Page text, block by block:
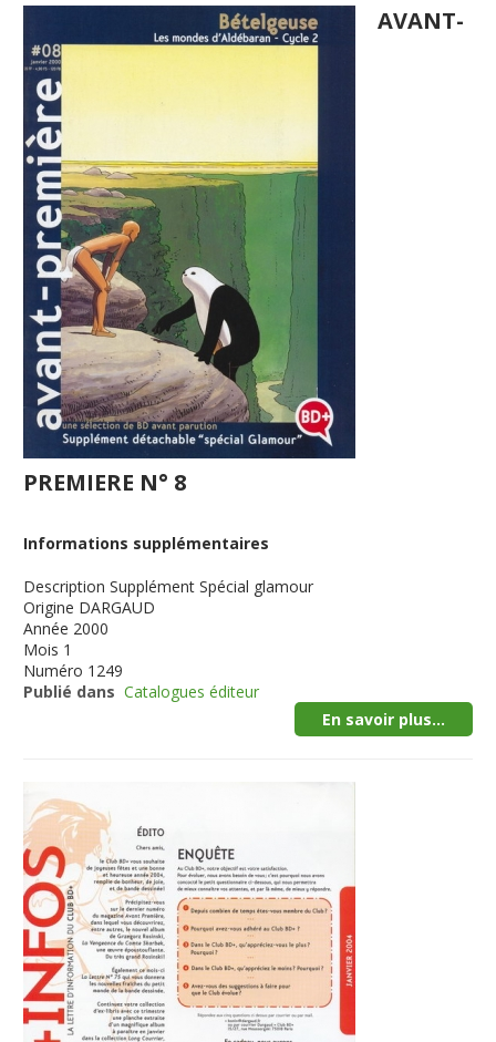
AVANT-
PREMIERE N° 8
Informations supplémentaires
Description Supplément Spécial glamour
Origine DARGAUD
Année 2000
Mois 1
Numéro 1249
Publié dans Catalogues éditeur
En savoir plus...